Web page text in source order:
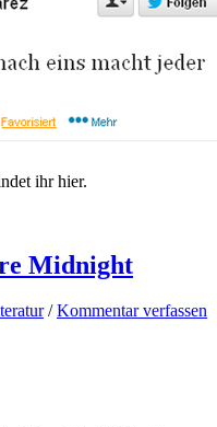
ihr hier.
Midnight
/Kommentar verfassen